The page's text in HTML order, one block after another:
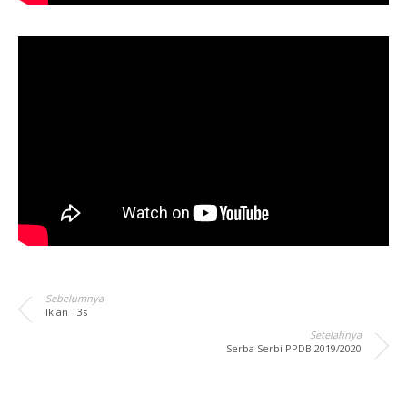
Sebelumnya
Iklan T3s
Setelahnya
Serba Serbi PPDB 2019/2020